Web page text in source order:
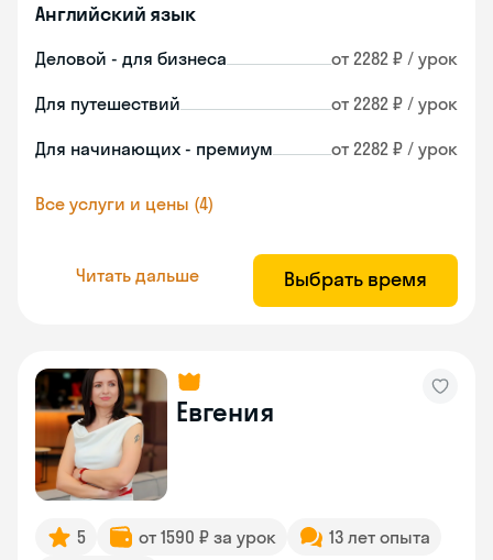
Английский язык
Деловой - для бизнеса от 2282 ₽ / урок
Для путешествий от 2282 ₽ / урок
Для начинающих - премиум от 2282 ₽ / урок
Все услуги и цены (4)
Читать дальше Выбрать время
Евгения
5 от 1590 ₽ за урок
13 лет опыта